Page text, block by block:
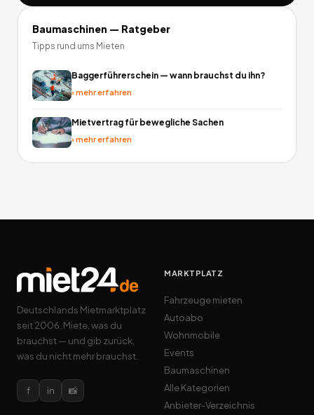
Baumaschinen — Ratgeber
Tipps rund ums Mieten
Baggerführerschein — wann brauchst du ihn?
›mehr erfahren
Mietvertrag für bewegliche Sachen
›mehr erfahren
Deutschlands Mietmarktplatz
seit 2006. Miete, was du
brauchst — und gib zurück,
was du nicht mehr brauchst.
f in 📸
MARKTPLATZ
Fahrzeuge mieten
Autoabo
Wohnmobile
Events
Baumaschinen
Alle Kategorien
Anbieter-Verzeichnis